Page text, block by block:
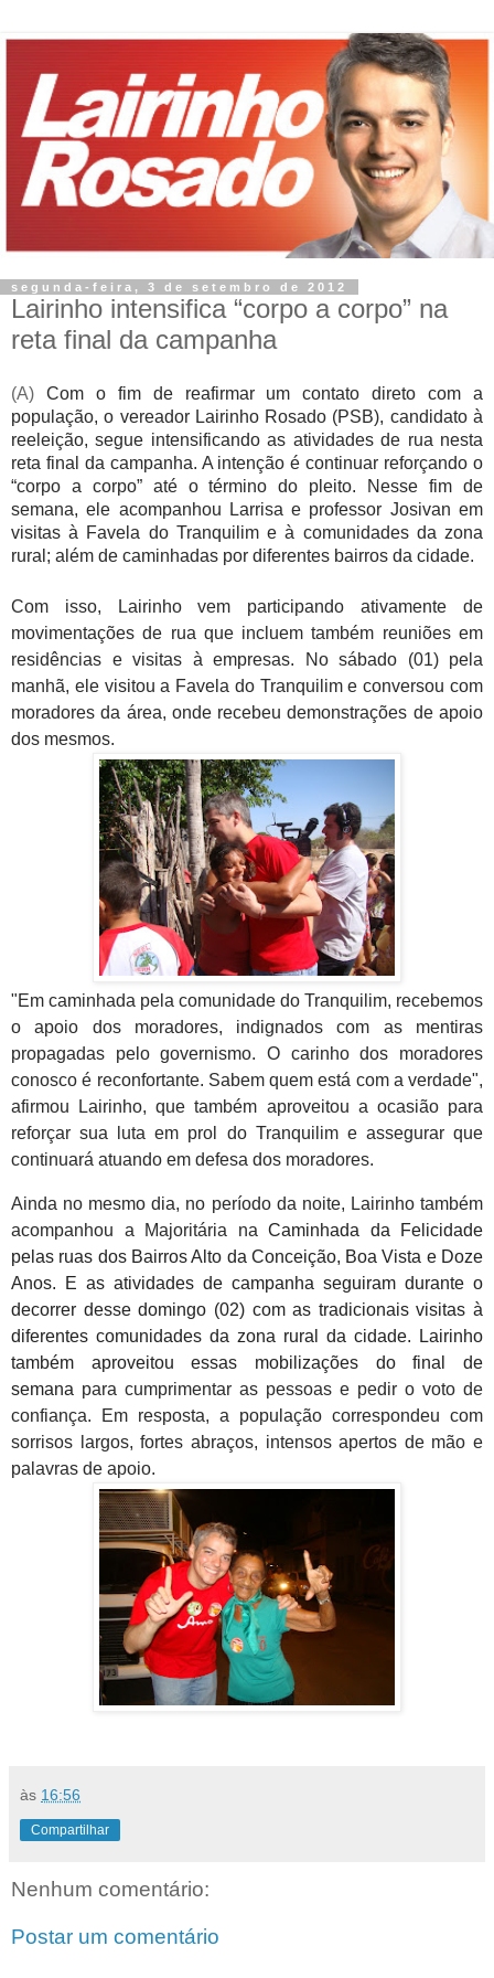
segunda-feira, 3 de setembro de 2012
Lairinho intensifica “corpo a corpo” na
reta final da campanha
(A) Com o fim de reafirmar um contato direto com a
população, o vereador Lairinho Rosado (PSB), candidato à
reeleição, segue intensificando as atividades de rua nesta
reta final da campanha. A intenção é continuar reforçando o
“corpo a corpo” até o término do pleito. Nesse fim de
semana, ele acompanhou Larrisa e professor Josivan em
visitas à Favela do Tranquilim e à comunidades da zona
rural; além de caminhadas por diferentes bairros da cidade.
Com isso, Lairinho vem participando ativamente de
movimentações de rua que incluem também reuniões em
residências e visitas à empresas. No sábado (01) pela
manhã, ele visitou a Favela do Tranquilim e conversou com
moradores da área, onde recebeu demonstrações de apoio
dos mesmos.
"Em caminhada pela comunidade do Tranquilim, recebemos
o apoio dos moradores, indignados com as mentiras
propagadas pelo governismo. O carinho dos moradores
conosco é reconfortante. Sabem quem está com a verdade",
afirmou Lairinho, que também aproveitou a ocasião para
reforçar sua luta em prol do Tranquilim e assegurar que
continuará atuando em defesa dos moradores.
Ainda no mesmo dia, no período da noite, Lairinho também
acompanhou a Majoritária na Caminhada da Felicidade
pelas ruas dos Bairros Alto da Conceição, Boa Vista e Doze
Anos. E as atividades de campanha seguiram durante o
decorrer desse domingo (02) com as tradicionais visitas à
diferentes comunidades da zona rural da cidade. Lairinho
também aproveitou essas mobilizações do final de
semana para cumprimentar as pessoas e pedir o voto de
confiança. Em resposta, a população correspondeu com
sorrisos largos, fortes abraços, intensos apertos de mão e
palavras de apoio.
às 16:56
Compartilhar
Nenhum comentário:
Postar um comentário